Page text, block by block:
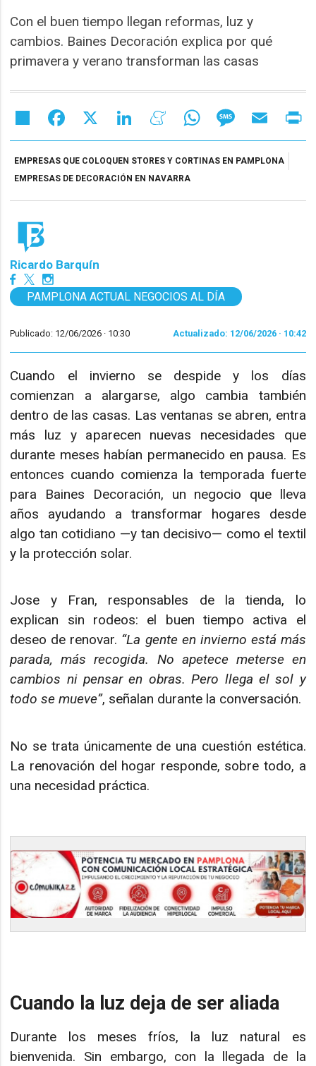
Con el buen tiempo llegan reformas, luz y
cambios. Baines Decoración explica por qué
primavera y verano transforman las casas
Share Facebook LinkedIn MeneameWhatsAppMessageEmail
EMPRESAS QUE COLOQUEN STORES Y CORTINAS EN PAMPLONA
EMPRESAS DE DECORACIÓN EN NAVARRA
Ricardo Barquín
PAMPLONA ACTUAL NEGOCIOS AL DÍA
Publicado: 12/06/2026 · 10:30 Actualizado: 12/06/2026 · 10:42
Cuando el invierno se despide y los días
comienzan a alargarse, algo cambia también
dentro de las casas. Las ventanas se abren, entra
más luz y aparecen nuevas necesidades que
durante meses habían permanecido en pausa. Es
entonces cuando comienza la temporada fuerte
para Baines Decoración, un negocio que lleva
años ayudando a transformar hogares desde
algo tan cotidiano —y tan decisivo— como el textil
y la protección solar.
Jose y Fran, responsables de la tienda, lo
explican sin rodeos: el buen tiempo activa el
deseo de renovar. “La gente en invierno está más
parada, más recogida. No apetece meterse en
cambios ni pensar en obras. Pero llega el sol y
todo se mueve”, señalan durante la conversación.
No se trata únicamente de una cuestión estética.
La renovación del hogar responde, sobre todo, a
una necesidad práctica.
Cuando la luz deja de ser aliada
Durante los meses fríos, la luz natural es
bienvenida. Sin embargo, con la llegada de la